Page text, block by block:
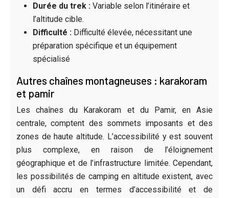
Durée du trek : Variable selon l’itinéraire et
l’altitude cible.
Difficulté : Difficulté élevée, nécessitant une
préparation spécifique et un équipement
spécialisé
Autres chaînes montagneuses : karakoram
et pamir
Les chaînes du Karakoram et du Pamir, en Asie
centrale, comptent des sommets imposants et des
zones de haute altitude. L’accessibilité y est souvent
plus complexe, en raison de l’éloignement
géographique et de l’infrastructure limitée. Cependant,
les possibilités de camping en altitude existent, avec
un défi accru en termes d’accessibilité et de